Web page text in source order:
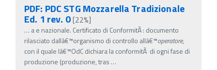
PDF: PDC STG Mozzarella Tradizionale
Ed. 1 rev. 0[22%]
… a e nazionale. Certificato di ConformitÃ : documento
rilasciato dallâ€™organismo di controllo allâ€™operatore,
con il quale lâ€™OdC dichiara la conformitÃ di ogni fase di
produzione (produzione, tras …